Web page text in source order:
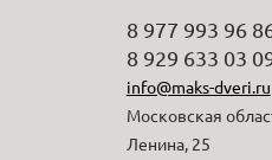
8 977 993 96
8 929 633 03
info@maks-dveri.ru
Московская
Ленина, 25